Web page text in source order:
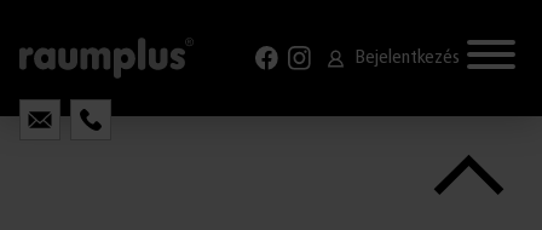
Bejelentkezés
KAPCSOLAT